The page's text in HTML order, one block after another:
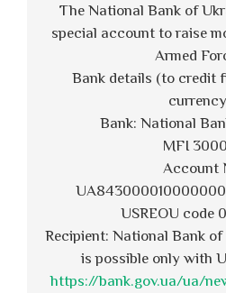
The National Bank of
special account to raise
Armed
Bank details (to credit
Bank: National
MFI
Account
USREOU code
Recipient: National Bank
is possible only with
https://bank.gov.ua/ua/